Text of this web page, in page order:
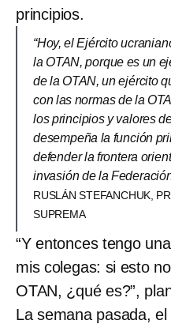
principios.
“Hoy, el Ejército
la OTAN, porque es un
de la OTAN, un ejército
con las normas de la
los principios y valores
desempeña la función
defender la frontera
invasión de la
RUSLÁN STEFANCHUK,
SUPREMA
“Y entonces tengo
mis colegas: si esto
OTAN, ¿qué es?”,
La semana pasada,